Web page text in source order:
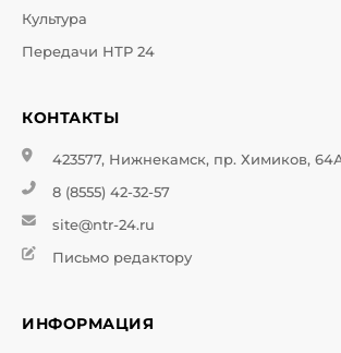
Культура
Передачи НТР 24
КОНТАКТЫ
423577, Нижнекамск, пр. Химиков,
8 (8555) 42-32-57
site@ntr-24.ru
Письмо редактору
ИНФОРМАЦИЯ